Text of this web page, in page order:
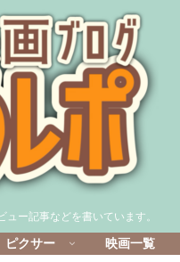
ー記事などを書いています。
ピクサー 映画一覧